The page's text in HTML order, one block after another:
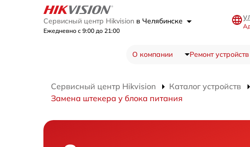
Сервисный центр Hikvision в Челябинске
Ежедневно с 9:00 до 21:00
О компании Ремонт устройств
Сервисный центр Hikvision Каталог устройств
Замена штекера у блока питания